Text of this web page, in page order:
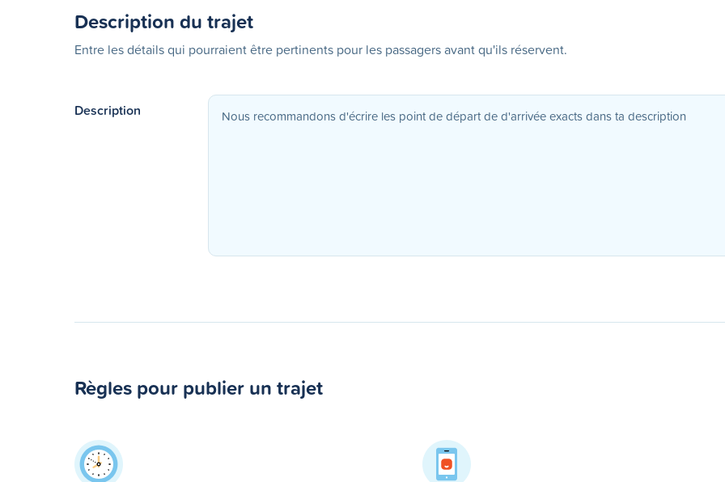
Description du trajet
Entre les détails qui pourraient être pertinents pour les passagers avant qu'ils réservent.
Description
Règles pour publier un trajet